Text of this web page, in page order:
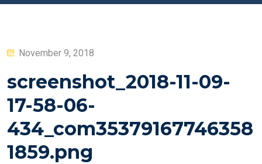
Posted
November 9, 2018
screenshot_2018-11-09-
17-58-06-
434_com35379167746358
1859.png